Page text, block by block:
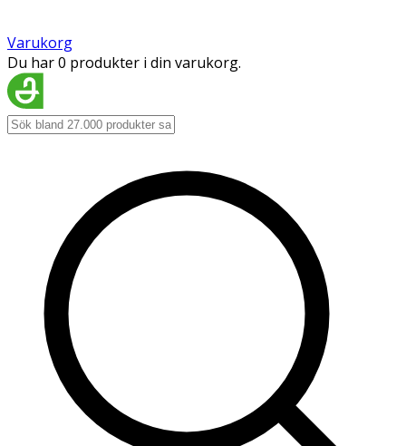
Varukorg
Du har 0 produkter i din varukorg.